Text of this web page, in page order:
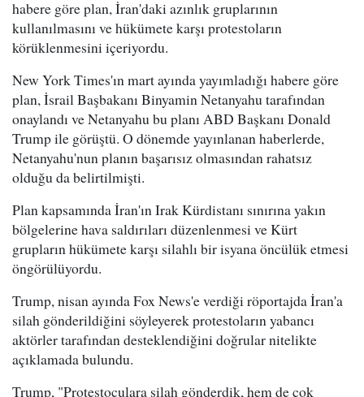
habere göre plan, İran'daki azınlık gruplarının
kullanılmasını ve hükümete karşı protestoların
körüklenmesini içeriyordu.
New York Times'ın mart ayında yayımladığı habere göre
plan, İsrail Başbakanı Binyamin Netanyahu tarafından
onaylandı ve Netanyahu bu planı ABD Başkanı Donald
Trump ile görüştü. O dönemde yayınlanan haberlerde,
Netanyahu'nun planın başarısız olmasından rahatsız
olduğu da belirtilmişti.
Plan kapsamında İran'ın Irak Kürdistanı sınırına yakın
bölgelerine hava saldırıları düzenlenmesi ve Kürt
grupların hükümete karşı silahlı bir isyana öncülük etmesi
öngörülüyordu.
Trump, nisan ayında Fox News'e verdiği röportajda İran'a
silah gönderildiğini söyleyerek protestoların yabancı
aktörler tarafından desteklendiğini doğrular nitelikte
açıklamada bulundu.
Trump, "Protestoculara silah gönderdik, hem de çok